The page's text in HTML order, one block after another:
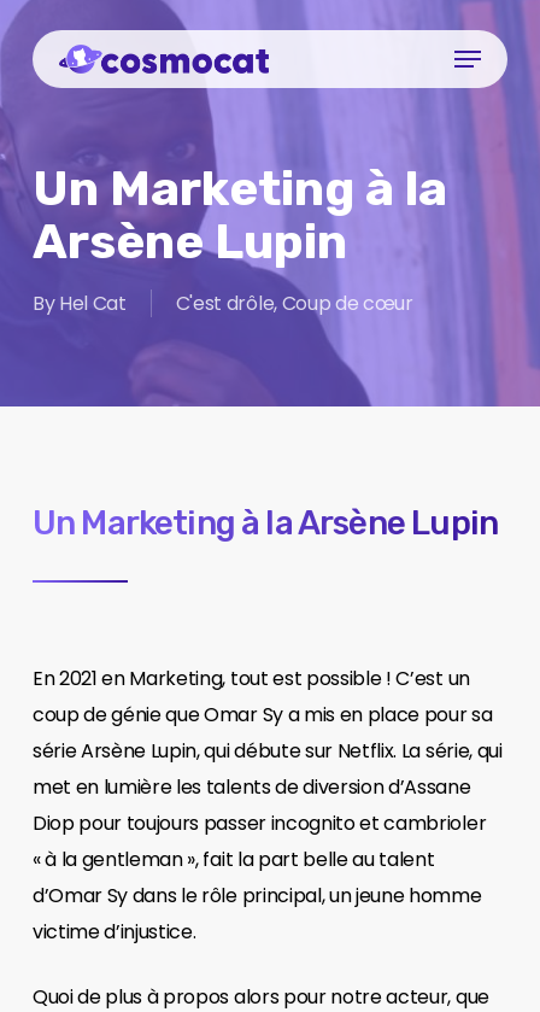
Skip
main
Menu
Un Marketing à la
Arsène Lupin
By Hel Cat C'est drôle,Coup de cœur
Un Marketing à la Arsène Lupin
En 2021 en Marketing, tout est possible ! C’est un
coup de génie que Omar Sy a mis en place pour sa
série Arsène Lupin, qui débute sur Netflix. La série, qui
met en lumière les talents de diversion d’Assane
Diop pour toujours passer incognito et cambrioler
« à la gentleman », fait la part belle au talent
d’Omar Sy dans le rôle principal, un jeune homme
victime d’injustice.
Quoi de plus à propos alors pour notre acteur, que
Close